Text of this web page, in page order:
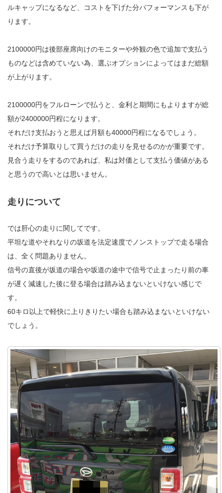
ルキャップになるなど、コストを下げた分パフォーマンスも下が
ります。
2100000円は後部座席向けのモニターや外観の色で追加で支払う
ものなどは含めていない為、選ぶオプションによってはまだ総額
が上がります。
2100000円をフルローンで払うと、金利と期間にもよりますが総
額が2400000円程になります。
それだけ支払おうと思えば月額も40000円程になるでしょう。
それだけ予算取りして買うだけの走りを見せるのかが重要です。
見合う走りをするのであれば、私は対価として支払う価値がある
と思うので高いとは思いません。
走りについて
では肝心の走りに関してです。
平坦な道やそれなりの坂道を法定速度でノンストップで走る場合
は、全く問題ありません。
信号の直後が坂道の場合や坂道の途中で信号で止まったり前の車
が遅く減速した後に登る場合は踏み込まないといけない感じで
す。
60キロ以上で軽快に上りきりたい場合も踏み込まないといけない
でしょう。